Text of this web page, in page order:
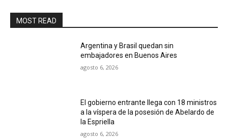
MOST READ
Argentina y Brasil quedan sin
embajadores en Buenos Aires
agosto 6, 2026
El gobierno entrante llega con 18 ministros
a la víspera de la posesión de Abelardo de
la Espriella
agosto 6, 2026